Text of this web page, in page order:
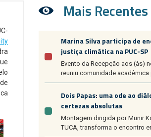
Mais Recentes
Marina Silva participa de
justiça climática na PUC-SP
Evento da Recepção aos (às)
reuniu comunidade acadêmica
Dois Papas: uma ode ao
certezas absolutas
Montagem dirigida por Munir
TUCA, transforma o encontro